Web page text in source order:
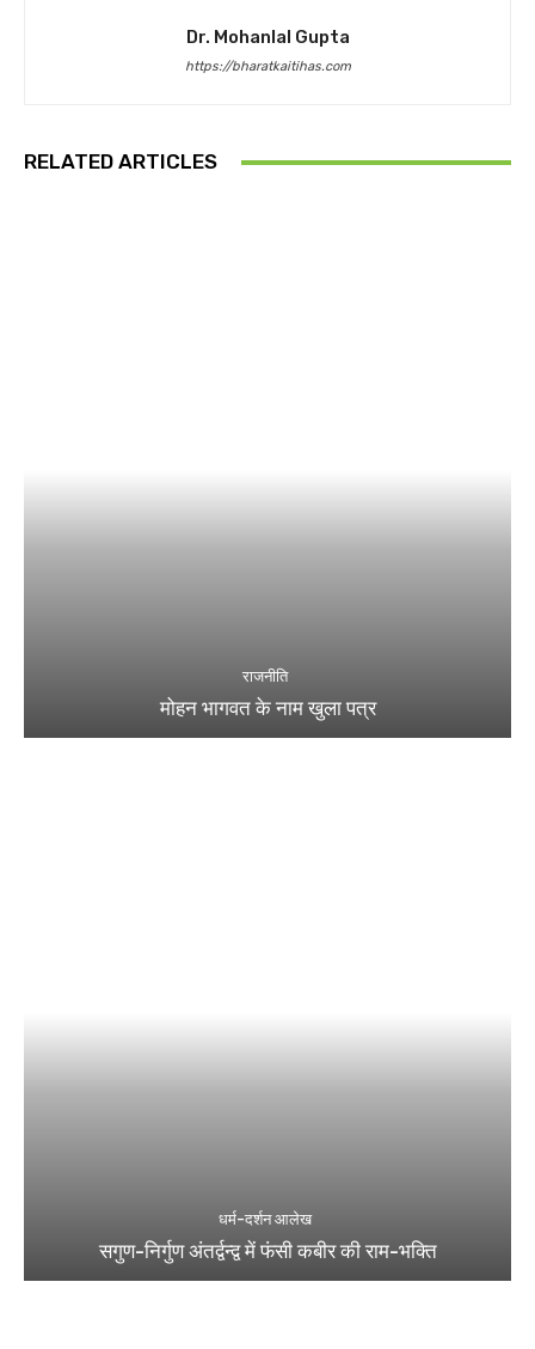
Dr. Mohanlal Gupta
https://bharatkaitihas.com
RELATED ARTICLES
राजनीति
मोहन भागवत के नाम खुला पत्र
धर्म-दर्शन आलेख
सगुण-निर्गुण अंतर्द्वन्द्व में फंसी कबीर की राम-भक्ति